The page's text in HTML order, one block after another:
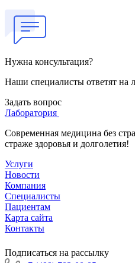
Нужна консультация?
Наши специалисты ответят
Задать вопрос
Лаборатория
Современная медицина без
страже здоровья и долголетия!
Услуги
Новости
Компания
Специалисты
Пациентам
Карта сайта
Контакты
Подписаться на рассылку